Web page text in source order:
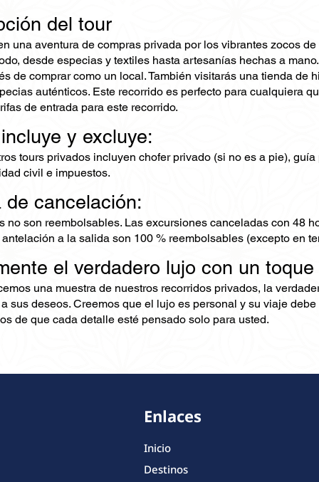
del tour
una aventura de compras privada por los vibrantes zocos
desde especias y textiles hasta artesanías hechas a
de comprar como un local. También visitarás una tienda
auténticos. Este recorrido es perfecto para cualquiera
de entrada para este recorrido.
y excluye:
tours privados incluyen chofer privado (si no es a pie),
civil e impuestos.
de cancelación:
no son reembolsables. Las excursiones canceladas con 48
a la salida son 100 % reembolsables (excepto en
el verdadero lujo con un
una muestra de nuestros recorridos privados, la
sus deseos. Creemos que el lujo es personal y su viaje
de que cada detalle esté pensado solo para usted.
Enlaces
Inicio
Destinos